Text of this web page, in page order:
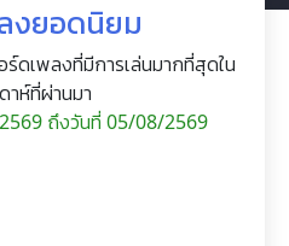
งยอดนิยม
ดเพลงที่มีการเล่นมากที่สุดใน
าห์ที่ผ่านมา
ถึงวันที่ 05/08/2569